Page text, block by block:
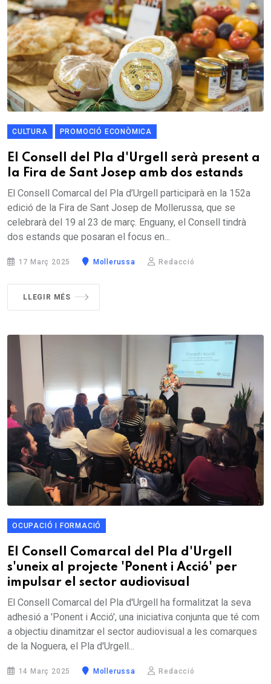
CULTURA PROMOCIÓ ECONÒMICA
El Consell del Pla d'Urgell serà present a
la Fira de Sant Josep amb dos estands
El Consell Comarcal del Pla d’Urgell participarà en la 152a
edició de la Fira de Sant Josep de Mollerussa, que se
celebrarà del 19 al 23 de març. Enguany, el Consell tindrà
dos estands que posaran el focus en...
17 Març 2025 Mollerussa Redacció
LLEGIR MÉS
OCUPACIÓ I FORMACIÓ
El Consell Comarcal del Pla d'Urgell
s'uneix al projecte 'Ponent i Acció' per
impulsar el sector audiovisual
El Consell Comarcal del Pla d'Urgell ha formalitzat la seva
adhesió a 'Ponent i Acció', una iniciativa conjunta que té com
a objectiu dinamitzar el sector audiovisual a les comarques
de la Noguera, el Pla d'Urgell...
14 Març 2025 Mollerussa Redacció